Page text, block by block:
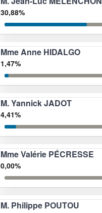
30,88%
Mme Anne HIDALGO
1,47%
M. Yannick JADOT
4,41%
Mme Valérie PÉCRESSE
0,00%
M. Philippe POUTOU